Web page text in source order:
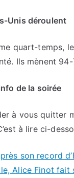
Unis déroulent
quart-temps,
Ils mènent
de la soirée
à vous quitter
à lire ci-
son record
Alice Finot fait